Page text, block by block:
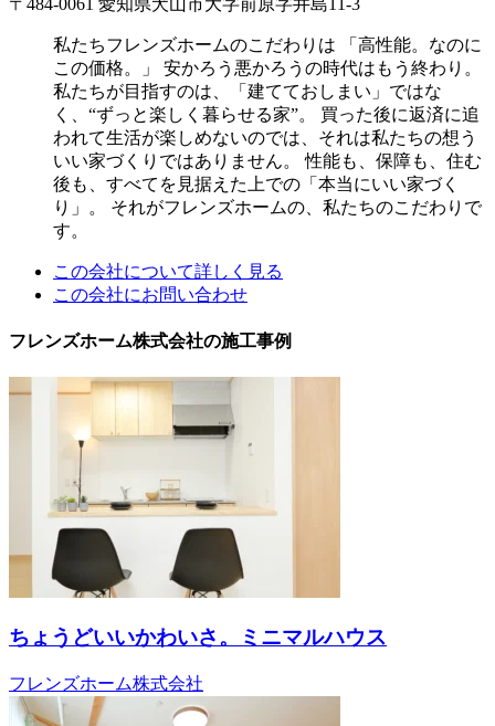
私たちフレンズホームのこだわりは 「高性能。なのに
この価格。」 安かろう悪かろうの時代はもう終わり。
私たちが目指すのは、「建てておしまい」ではな
く、“ずっと楽しく暮らせる家”。 買った後に返済に追
われて生活が楽しめないのでは、それは私たちの想う
いい家づくりではありません。 性能も、保障も、住む
後も、すべてを見据えた上での「本当にいい家づく
り」。 それがフレンズホームの、私たちのこだわりで
す。
この会社について詳しく見る
この会社にお問い合わせ
フレンズホーム株式会社の施工事例
ちょうどいいかわいさ。ミニマルハウス
フレンズホーム株式会社